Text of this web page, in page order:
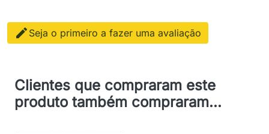
 Seja o primeiro a fazer uma avaliação
Clientes que compraram este
produto também compraram...